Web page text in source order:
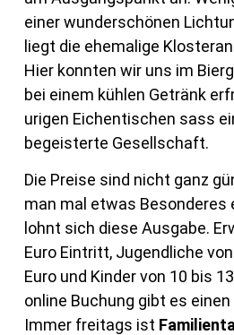
einer wunderschönen
liegt die ehemalige
Hier konnten wir uns im
bei einem kühlen Getränk
urigen Eichentischen sass
begeisterte Gesellschaft.
Die Preise sind nicht ganz
man mal etwas Besonderes
lohnt sich diese Ausgabe.
Euro Eintritt, Jugendliche
Euro und Kinder von 10 bis
online Buchung gibt es
Immer freitags ist